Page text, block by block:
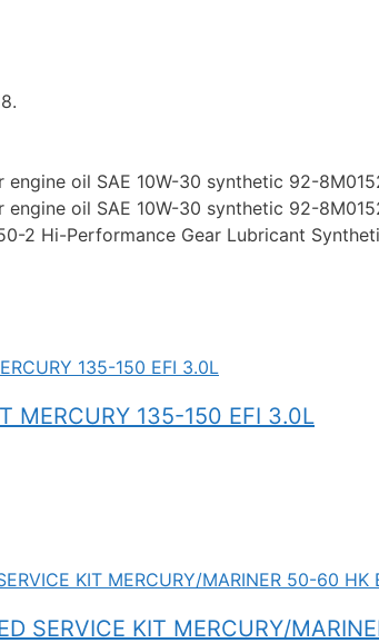
engine oil SAE 10W-30 synthetic 92-
engine oil SAE 10W-30 synthetic 92-
2 Hi-Performance Gear Lubricant
MERCURY 135-150 EFI 3.0L
SERVICE KIT MERCURY/